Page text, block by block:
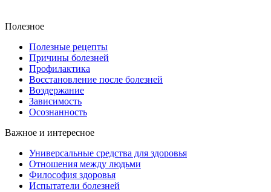
Полезное
Полезные рецепты
Причины болезней
Профилактика
Восстановление после болезней
Воздержание
Зависимость
Осознанность
Важное и интересное
Универсальные средства для здоровья
Отношения между людьми
Философия здоровья
Испытатели болезней